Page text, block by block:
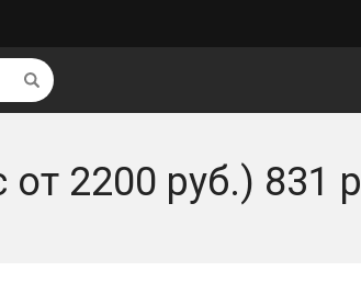
Найти
2200 руб.) 831